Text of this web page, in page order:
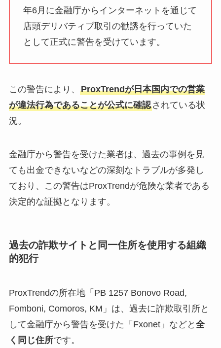
年6月に金融庁からインターネットを通じて
店頭デリバティブ取引の勧誘を行っていた
として正式に警告を受けています。
この警告により、 ProxTrendが日本国内での営業
が違法行為であることが公式に確認されている状
況。
金融庁から警告を受けた業者は、過去の事例を見
ても出金できないなどの深刻なトラブルが多発し
ており、この警告はProxTrendが危険な業者である
決定的な証拠となります。
過去の詐欺サイトと同一住所を使用する組織
的犯行
ProxTrendの所在地「PB 1257 Bonovo Road,
Fomboni, Comoros, KM」は、過去に詐欺取引所と
して金融庁から警告を受けた「Fxonet」などと 全
く同じ住所です。